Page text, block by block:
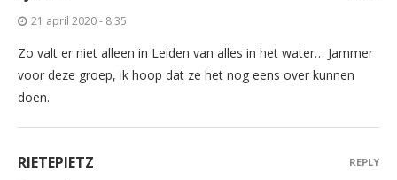
21 april 2020 - 8:35
Zo valt er niet alleen in Leiden van alles in het water… Jammer
voor deze groep, ik hoop dat ze het nog eens over kunnen
doen.
RIETEPIETZ REPLY